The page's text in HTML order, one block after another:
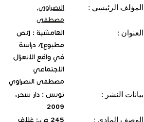
المؤلف الرئيسي :
النصراوي,
مصطفى
العنوان :
الهامشية : [نص
مطبوع]/ دراسة
في واقع الانعزال
الاجتماعي
مصطفى النصراوي
بيانات النشر :
تونس : دار سحر،
2009
الوصف المادي :
245 ص.: غلاف